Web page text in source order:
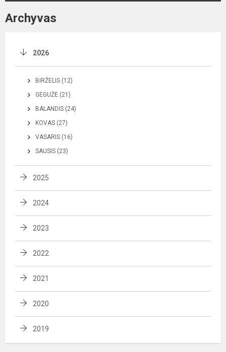
Archyvas
2026
BIRŽELIS (12)
GEGUŽĖ (21)
BALANDIS (24)
KOVAS (27)
VASARIS (16)
SAUSIS (23)
2025
2024
2023
2022
2021
2020
2019